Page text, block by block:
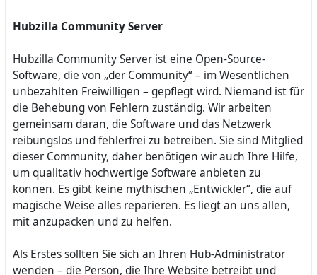
Hubzilla Community Server
Hubzilla Community Server ist eine Open-Source-
Software, die von „der Community“ – im Wesentlichen
unbezahlten Freiwilligen – gepflegt wird. Niemand ist für
die Behebung von Fehlern zuständig. Wir arbeiten
gemeinsam daran, die Software und das Netzwerk
reibungslos und fehlerfrei zu betreiben. Sie sind Mitglied
dieser Community, daher benötigen wir auch Ihre Hilfe,
um qualitativ hochwertige Software anbieten zu
können. Es gibt keine mythischen „Entwickler“, die auf
magische Weise alles reparieren. Es liegt an uns allen,
mit anzupacken und zu helfen.
Als Erstes sollten Sie sich an Ihren Hub-Administrator
wenden – die Person, die Ihre Website betreibt und